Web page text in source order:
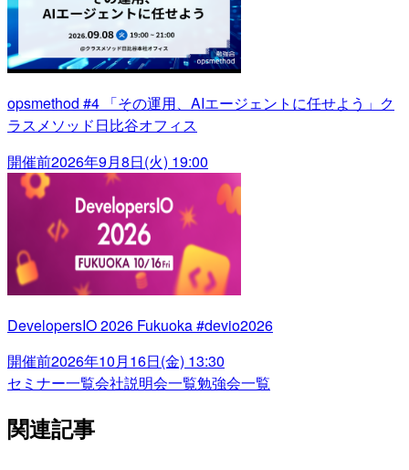
opsmethod #4 「その運用、AIエージェントに任せよう」ク
ラスメソッド日比谷オフィス
開催前2026年9月8日(火) 19:00
DevelopersIO 2026 Fukuoka #devio2026
開催前2026年10月16日(金) 13:30
セミナー一覧会社説明会一覧勉強会一覧
関連記事